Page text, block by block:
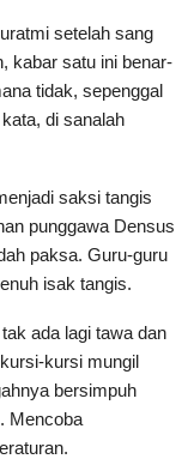
setelah sang
kabar satu ini benar-
tidak, sepenggal
di sanalah
saksi tangis
punggawa Densus
paksa. Guru-guru
isak tangis.
ada lagi tawa dan
kursi mungil
bersimpuh
Mencoba